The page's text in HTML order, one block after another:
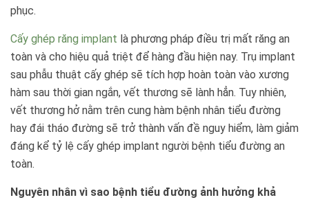
phục.
Cấy ghép răng implant là phương pháp điều trị mất răng an
toàn và cho hiệu quả triệt để hàng đầu hiện nay. Trụ implant
sau phẫu thuật cấy ghép sẽ tích hợp hoàn toàn vào xương
hàm sau thời gian ngắn, vết thương sẽ lành hẳn. Tuy nhiên,
vết thương hở nằm trên cung hàm bệnh nhân tiểu đường
hay đái tháo đường sẽ trở thành vấn đề nguy hiểm, làm giảm
đáng kể tỷ lệ cấy ghép implant người bệnh tiểu đường an
toàn.
Nguyên nhân vì sao bệnh tiểu đường ảnh hưởng khả